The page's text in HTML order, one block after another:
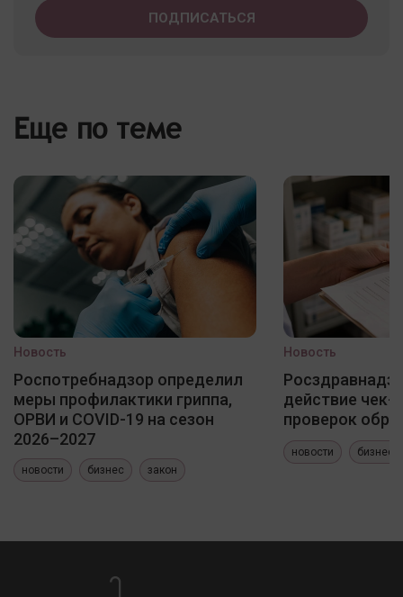
Еще по теме
Новость
Роспотребнадзор определил
меры профилактики гриппа,
ОРВИ и COVID-19 на сезон
2026–2027
новости бизнес закон
Новость
действие чек-
проверок
новости бизнес